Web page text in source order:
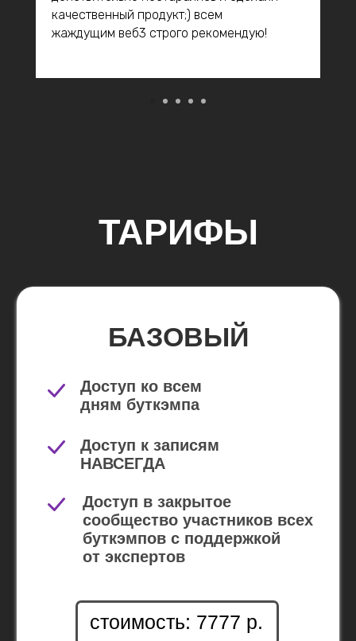
качественный продукт;) всем
жаждущим веб3 строго рекомендую!
Московская область,
г. Одинцово, ул. Садовая,
Политика конфиденциальности